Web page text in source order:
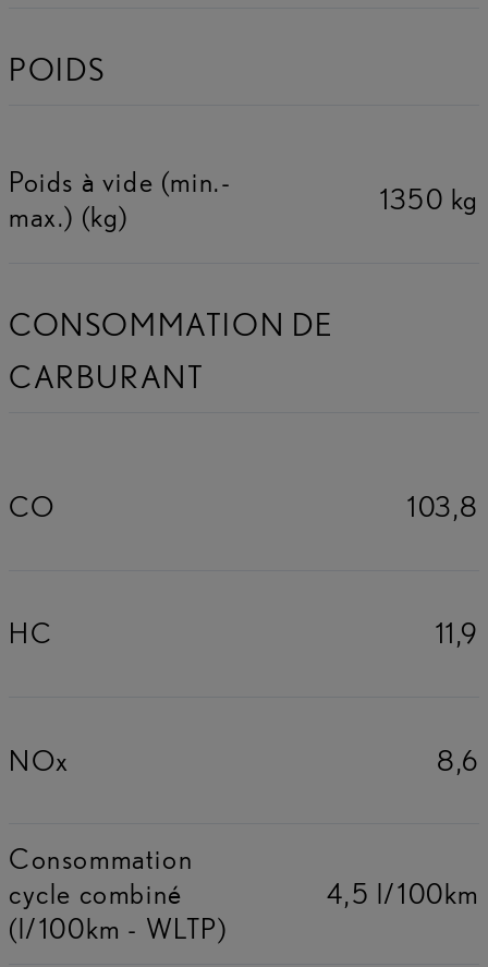
POIDS
Poids à vide (min.-
max.) (kg)
1350 kg
CONSOMMATION DE
CARBURANT
CO 103,8
HC 11,9
NOx 8,6
Consommation
cycle combiné
(l/100km - WLTP)
4,5 l/100km